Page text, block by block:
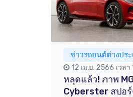
ข่าวรถยนต์ต่างปร
12 เม.ย. 2566 เวลา
หลุดแล้ว! ภาพ
Cyberster สปอ